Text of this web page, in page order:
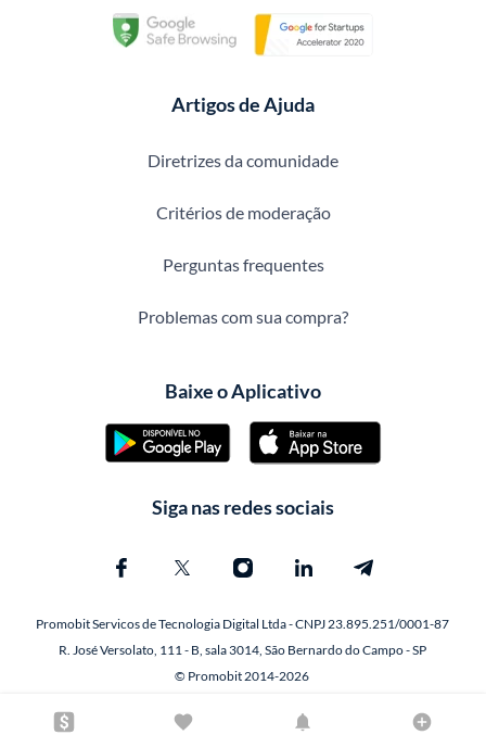
Artigos de Ajuda
Diretrizes da comunidade
Critérios de moderação
Perguntas frequentes
Problemas com sua compra?
Baixe o Aplicativo
Siga nas redes sociais
Promobit Servicos de Tecnologia Digital Ltda - CNPJ 23.895.251/0001-87
R. José Versolato, 111 - B, sala 3014, São Bernardo do Campo - SP
© Promobit 2014-2026